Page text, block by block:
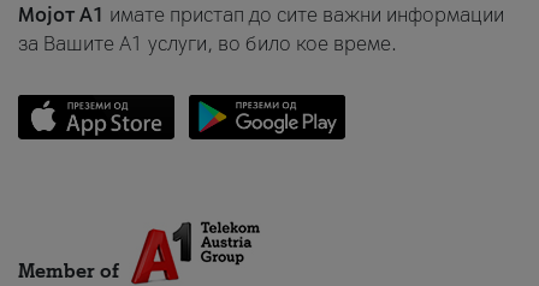
Мојот A1 имате пристап до сите важни информации
за Вашите A1 услуги, во било кое време.
Member of